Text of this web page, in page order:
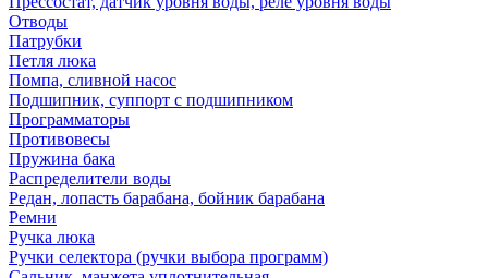
Отводы
Патрубки
Петля люка
Помпа, сливной насос
Подшипник, суппорт с подшипником
Программаторы
Противовесы
Пружина бака
Распределители воды
Редан, лопасть барабана, бойник барабана
Ремни
Ручка люка
Ручки селектора (ручки выбора программ)